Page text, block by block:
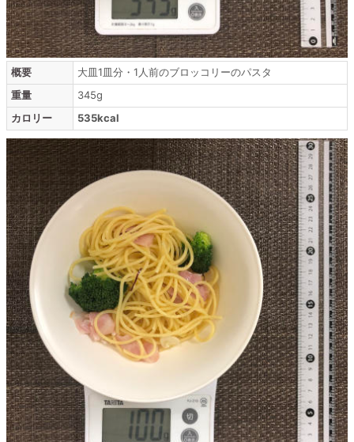
概要
大皿1皿分・1人前のブロッコリーのパスタ
重量
345g
カロリー
535kcal